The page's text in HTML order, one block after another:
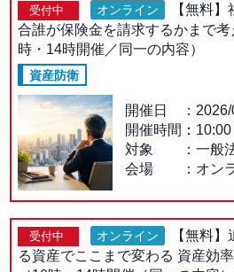
受付中 オンライン
【無料
合誰が保険金を請求するかまで
時・14時開催／同一の内容）
資産防衛
開催日
開催時間： 10:00
対象
一般
会場
オン
受付中 オンライン
【無料】
る資産でここまで変わる 資産効